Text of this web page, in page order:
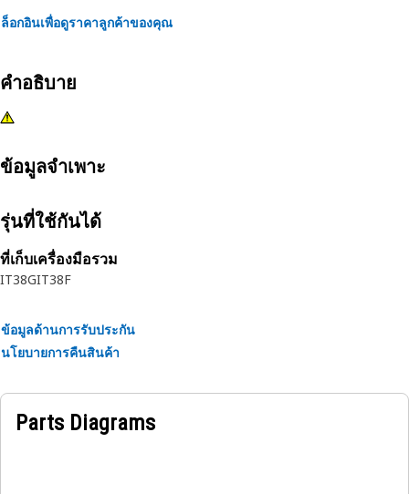
ล็อกอินเพื่อดูราคาลูกค้าของคุณ
คำอธิบาย
ข้อมูลจำเพาะ
รุ่นที่ใช้กันได้
ที่เก็บเครื่องมือรวม
IT38GIT38F
ข้อมูลด้านการรับประกัน
นโยบายการคืนสินค้า
Parts Diagrams